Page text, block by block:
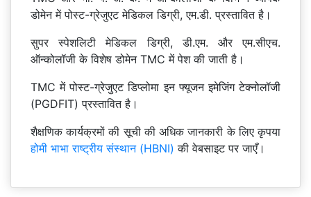
डोमेन में पोस्ट-ग्रेजुएट मेडिकल डिग्री, एम.डी. प्रस्तावित है।
सुपर स्पेशलिटी मेडिकल डिग्री, डी.एम. और एम.सीएच.
ऑन्कोलॉजी के विशेष डोमेन TMC में पेश की जाती है।
TMC में पोस्ट-ग्रेजुएट डिप्लोमा इन फ्यूजन इमेजिंग टेक्नोलॉजी
(PGDFIT) प्रस्तावित है।
शैक्षणिक कार्यक्रमों की सूची की अधिक जानकारी के लिए कृपया
होमी भाभा राष्ट्रीय संस्थान (HBNI) की वेबसाइट पर जाएँ।